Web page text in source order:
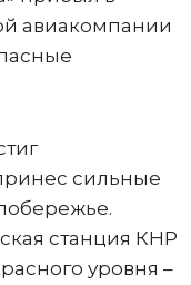
авиакомпании
сильные
станция КНР
уровня –